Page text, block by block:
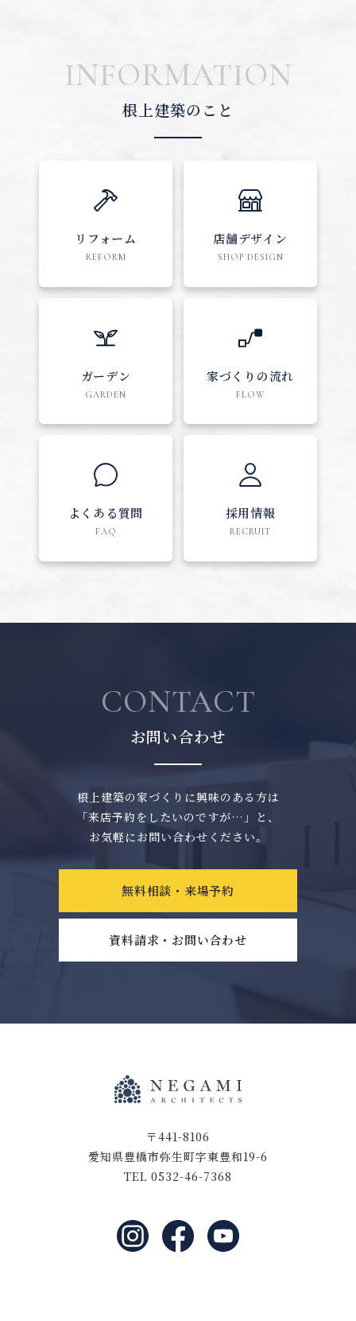
INFORMATION
根上建築のこと
リフォーム
REFORM
店舗デザイン
SHOP DESIGN
ガーデン
GARDEN
家づくりの流れ
FLOW
よくある質問
FAQ
採用情報
RECRUIT
CONTACT
お問い合わせ
根上建築の家づくりに興味のある方は
「来店予約をしたいのですが…」と、
お気軽にお問い合わせください。
無料相談・来場予約
資料請求・お問い合わせ
〒441-8106
愛知県豊橋市弥生町字東豊和19-6
TEL 0532-46-7368